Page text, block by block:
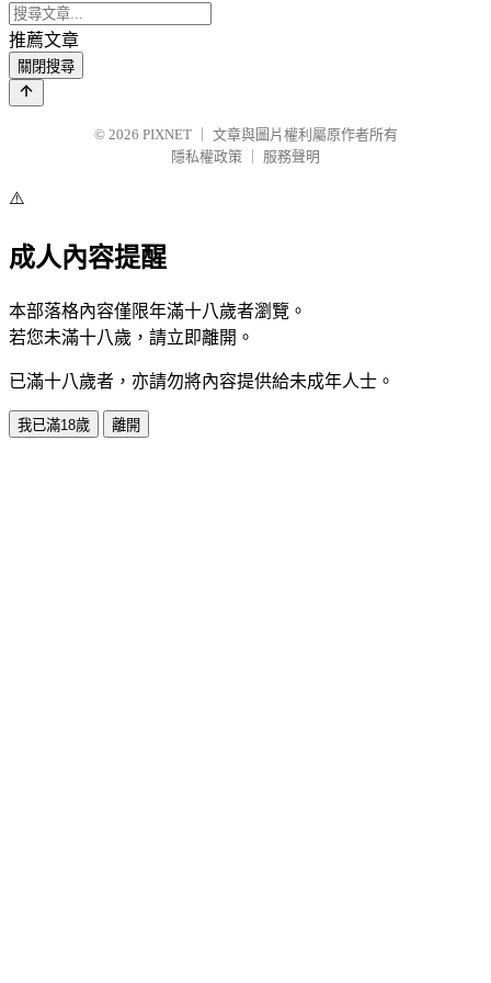
推薦文章
關閉搜尋
© 2026 PIXNET
文章與圖片權利屬原作者所有
隱私權政策
服務聲明
⚠️
成人內容提醒
本部落格內容僅限年滿十八歲者瀏覽。
若您未滿十八歲，請立即離開。
已滿十八歲者，亦請勿將內容提供給未成年人士。
我已滿18歲 離開